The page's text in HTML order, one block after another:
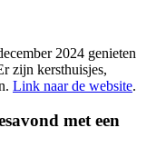
2024 genieten
zijn kersthuisjes,
Link naar de website.
met een